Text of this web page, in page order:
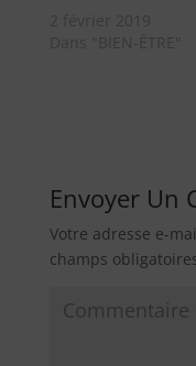
Envoyer Un
Votre adresse e-
champs